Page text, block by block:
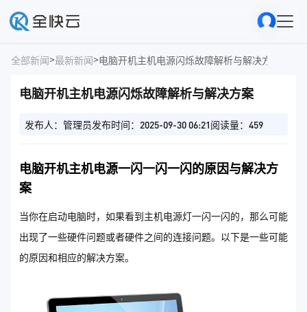
全部新闻>最新新闻>电脑开机主机电源闪烁故障解析与解决方案
电脑开机主机电源闪烁故障解析与解决方案
发布人：管理员发布时间：2025-09-30 06:21阅读量：459
电脑开机主机电源一闪一闪一闪的原因与解决方
案
当你在启动电脑时，如果看到主机电源灯一闪一闪的，那么可能
出现了一些硬件问题或者硬件之间的连接问题。以下是一些可能
的原因和相应的解决方案。